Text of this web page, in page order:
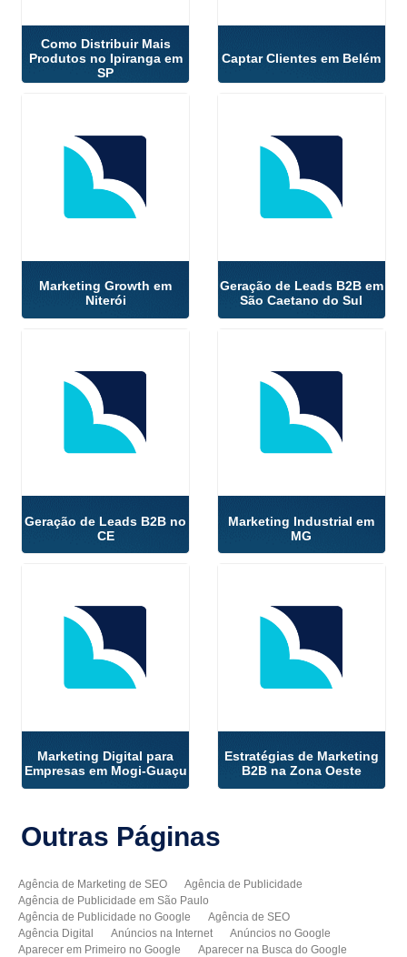
Como Distribuir Mais
Produtos no Ipiranga em
SP
Captar Clientes em Belém
Marketing Growth em
Niterói
Geração de Leads B2B em
São Caetano do Sul
Geração de Leads B2B no
CE
Marketing Industrial em
MG
Marketing Digital para
Empresas em Mogi-Guaçu
Estratégias de Marketing
B2B na Zona Oeste
Outras Páginas
Agência de Marketing de SEO
Agência de Publicidade
Agência de Publicidade em São Paulo
Agência de Publicidade no Google
Agência de SEO
Agência Digital
Anúncios na Internet
Anúncios no Google
Aparecer em Primeiro no Google
Aparecer na Busca do Google